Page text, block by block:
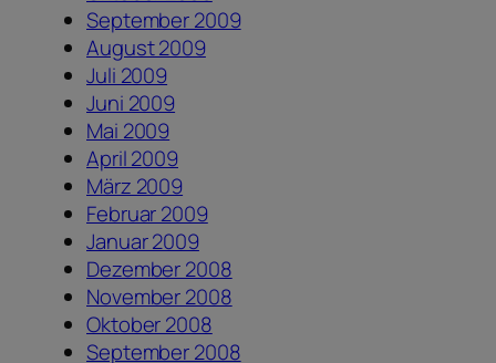
September 2009
August 2009
Juli 2009
Juni 2009
Mai 2009
April 2009
März 2009
Februar 2009
Januar 2009
Dezember 2008
November 2008
Oktober 2008
September 2008